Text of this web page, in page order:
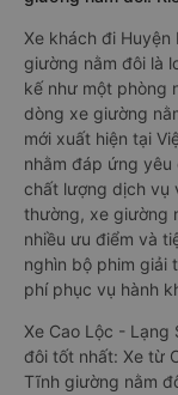
Xe khách đi
giường nằm đôi là
kế như một phòng
dòng xe giường
mới xuất hiện tại
nhằm đáp ứng
chất lượng dịch vụ
thường, xe giường
nhiều ưu điểm và
nghìn bộ phim giải
phí phục vụ hành
Xe Cao Lộc - Lạng
đôi tốt nhất: Xe từ
Tĩnh giường nằm